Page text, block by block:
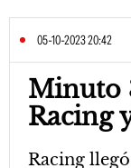
05-10-2023 20:42
Minuto
Racing
Racing